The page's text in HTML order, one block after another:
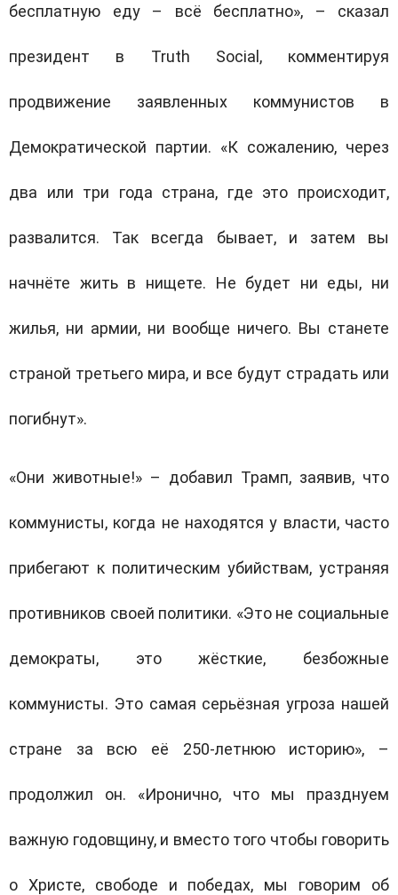
бесплатную еду – всё бесплатно», – сказал
президент в Truth Social, комментируя
продвижение заявленных коммунистов в
Демократической партии. «К сожалению, через
два или три года страна, где это происходит,
развалится. Так всегда бывает, и затем вы
начнёте жить в нищете. Не будет ни еды, ни
жилья, ни армии, ни вообще ничего. Вы станете
страной третьего мира, и все будут страдать или
погибнут».
«Они животные!» – добавил Трамп, заявив, что
коммунисты, когда не находятся у власти, часто
прибегают к политическим убийствам, устраняя
противников своей политики. «Это не социальные
демократы, это жёсткие, безбожные
коммунисты. Это самая серьёзная угроза нашей
стране за всю её 250-летнюю историю», –
продолжил он. «Иронично, что мы празднуем
важную годовщину, и вместо того чтобы говорить
о Христе, свободе и победах, мы говорим об